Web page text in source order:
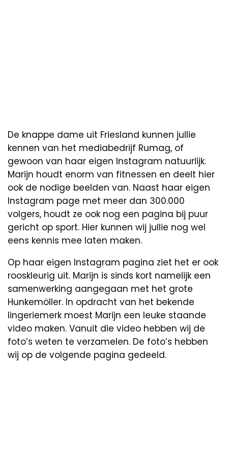
De knappe dame uit Friesland kunnen jullie
kennen van het mediabedrijf Rumag, of
gewoon van haar eigen Instagram natuurlijk.
Marijn houdt enorm van fitnessen en deelt hier
ook de nodige beelden van. Naast haar eigen
Instagram page met meer dan 300.000
volgers, houdt ze ook nog een pagina bij puur
gericht op sport. Hier kunnen wij jullie nog wel
eens kennis mee laten maken.
Op haar eigen Instagram pagina ziet het er ook
rooskleurig uit. Marijn is sinds kort namelijk een
samenwerking aangegaan met het grote
Hunkemöller. In opdracht van het bekende
lingeriemerk moest Marijn een leuke staande
video maken. Vanuit die video hebben wij de
foto’s weten te verzamelen. De foto’s hebben
wij op de volgende pagina gedeeld.